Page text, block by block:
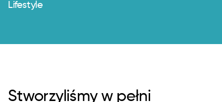
Lifestyle
Stworzyliśmy w pełni